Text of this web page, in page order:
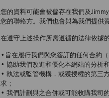
您的資料可能會被儲存在我們及
您的聯絡方。我們也會與為我們提供
在遵守上述操作所需遵循的法律依據
•旨在履行我們與您簽訂的任何合約
• 協助我們改進和優化本網站的分析
• 執法或監管機構，或獲授權的第三
求；
• 我們計劃與之合併或可能收購我司